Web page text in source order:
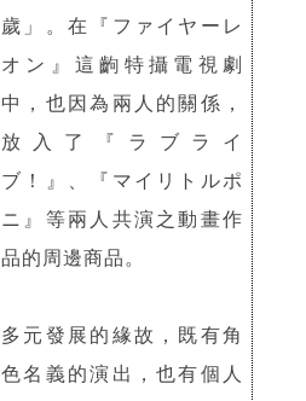
歲」。在『ファイヤーレ
オン』這齣特攝電視劇
中，也因為兩人的關係，
放入了『ラブライ
ブ！』、『マイリトルポ
ニ』等兩人共演之動畫作
品的周邊商品。
多元發展的緣故，既有角
色名義的演出，也有個人